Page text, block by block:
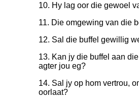
10. Hy lag oor die gewoel
11. Die omgewing van die
12. Sal die buffel gewillig
13. Kan jy die buffel aan
agter jou eg?
14. Sal jy op hom vertrou,
oorlaat?